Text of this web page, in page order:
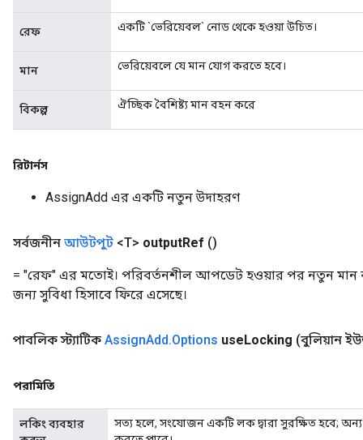
রেফ একটি `ভেরিয়েবল` নোড থেকে হওয়া উচিত।
মান ভেরিয়েবলে যে মান যোগ করতে হবে।
বিকল্প ঐচ্ছিক বৈশিষ্ট্য মান বহন করে
রিটার্নস
AssignAdd এর একটি নতুন উদাহরণ
সর্বজনীন আউটপুট <T> outputRef ()
= "রেফ" এর মতোই। পরিবর্তনশীল আপডেট হওয়ার পর নতুন মান
জন্য সুবিধা হিসাবে ফিরে এসেছে।
পাবলিক স্ট্যাটিক AssignAdd.Options useLocking (বুলিয়ান
পরামিতি
লকিং ব্যবহার
সত্য হলে, সংযোজন একটি লক দ্বারা সুরক্ষিত হবে;